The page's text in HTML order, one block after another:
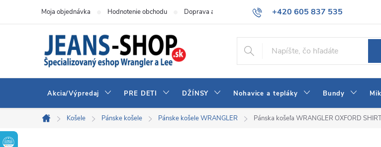
+420 605 837 535
info@jeans-shop.sk
Moja objednávka Hodnotenie obchodu Doprava a platba Všeobecné obchodné podmienky Ako
Akcia/Výpredaj PRE DETI DŽÍNSY Nohavice a tepláky Bundy
Domov
Košele Pánske košele Pánske košele WRANGLER Pánska košeľa WRANGLER OXFORD